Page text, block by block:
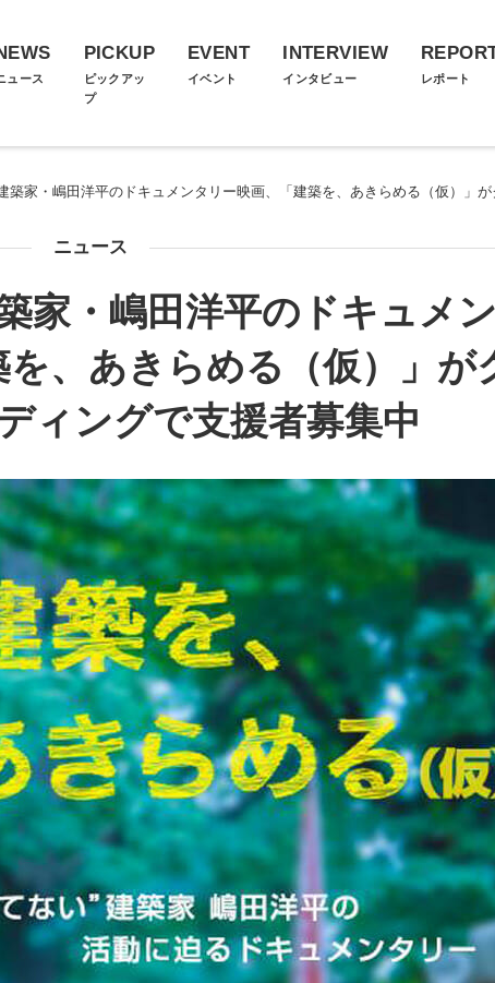
ュース
PICKUP
ピックアッ
プ
EVENT
イベント
INTERVIEW
インタビュー レポート
築家・嶋田洋平のドキュメンタリー映画、「建築を、あきらめる（仮）」
ニュース
家・嶋田洋平のドキュメン
、あきらめる（仮）」が
ィングで支援者募集中